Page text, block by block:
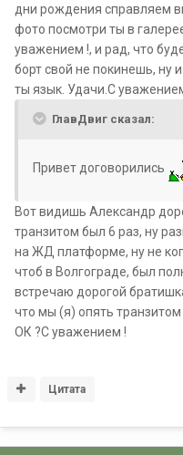
дни рождения справляем
фото посмотри ты в
уважением !, и рад, что
борт свой не покинешь, ну
ты язык. Удачи.С
ГлавДвиг сказал:
Привет договорились
Вот видишь Александр
транзитом был 6 раз, ну
на ЖД платформе, ну не
чтоб в Волгограде, был
встречаю дорогой
что мы (я) опять
ОК ?С уважением !
Цитата